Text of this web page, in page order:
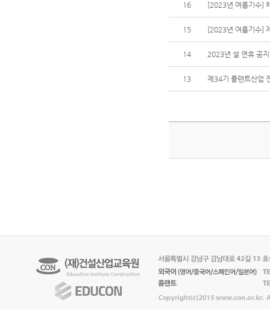
16 [2023년 여름기수]
15 [2023년 여름기수]
14 2023년 설 연휴 공지
13 제34기 플랜트산업